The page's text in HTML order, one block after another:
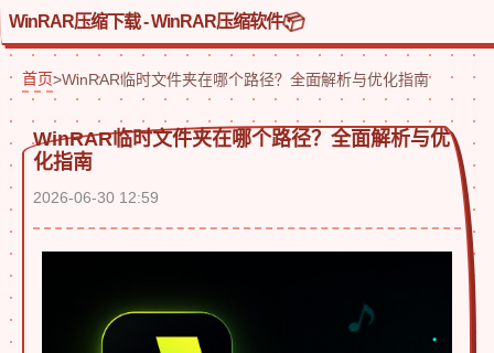
WinRAR压缩下载 - WinRAR压缩软件
首页>WinRAR临时文件夹在哪个路径？全面解析与优化指南
WinRAR临时文件夹在哪个路径？全面解析与优
化指南
2026-06-30 12:59